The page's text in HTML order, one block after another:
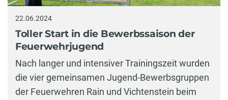
22.06.2024
Toller Start in die Bewerbssaison der
Feuerwehrjugend
Nach langer und intensiver Trainingszeit wurden
die vier gemeinsamen Jugend-Bewerbsgruppen
der Feuerwehren Rain und Vichtenstein beim